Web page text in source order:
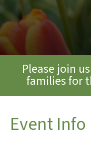
Please join
families for
Event Info